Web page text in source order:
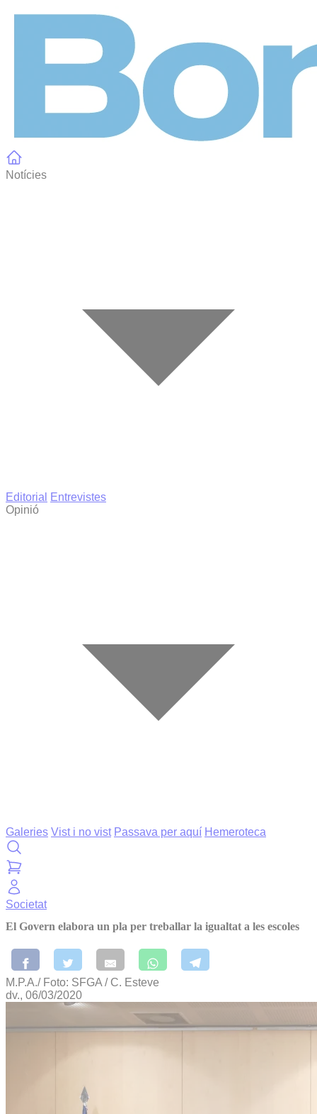
Notícies
Editorial
Entrevistes
Opinió
Galeries Vist i no vist Passava per aquí Hemeroteca
Societat
El Govern elabora un pla per treballar la igualtat a les escoles
M.P.A./ Foto: SFGA / C. Esteve
dv., 06/03/2020